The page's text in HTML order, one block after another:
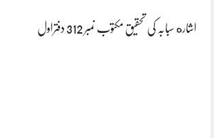
اشاره سبابہ کی تحقیق مکتوب نمبر 312 دفتراول